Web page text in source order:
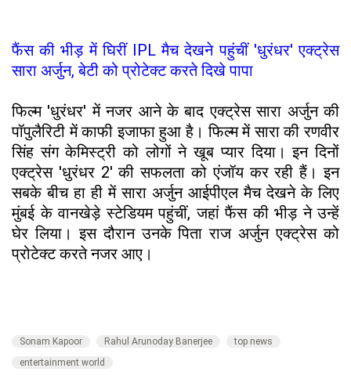
फैंस की भीड़ में घिरीं IPL मैच देखने पहुंचीं 'धुरंधर' एक्ट्रेस
सारा अर्जुन, बेटी को प्रोटेक्ट करते दिखे पापा
फिल्म 'धुरंधर' में नजर आने के बाद एक्ट्रेस सारा अर्जुन की
पॉपुलैरिटी में काफी इजाफा हुआ है। फिल्म में सारा की रणवीर
सिंह संग केमिस्ट्री को लोगों ने खूब प्यार दिया। इन दिनों
एक्ट्रेस 'धुरंधर 2' की सफलता को एंजॉय कर रही हैं। इन
सबके बीच हा ही में सारा अर्जुन आईपीएल मैच देखने के लिए
मुंबई के वानखेड़े स्टेडियम पहुंचीं, जहां फैंस की भीड़ ने उन्हें
घेर लिया। इस दौरान उनके पिता राज अर्जुन एक्ट्रेस को
प्रोटेक्ट करते नजर आए।
Sonam Kapoor Rahul Arunoday Banerjee
top news
entertainment world